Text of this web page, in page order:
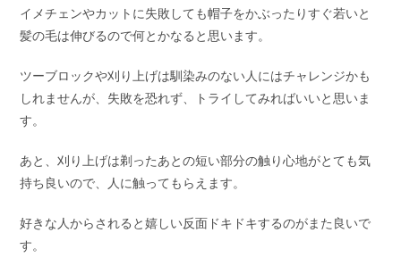
イメチェンやカットに失敗しても帽子をかぶったりすぐ若いと
髪の毛は伸びるので何とかなると思います。
ツーブロックや刈り上げは馴染みのない人にはチャレンジかも
しれませんが、失敗を恐れず、トライしてみればいいと思いま
す。
あと、刈り上げは剃ったあとの短い部分の触り心地がとても気
持ち良いので、人に触ってもらえます。
好きな人からされると嬉しい反面ドキドキするのがまた良いで
す。